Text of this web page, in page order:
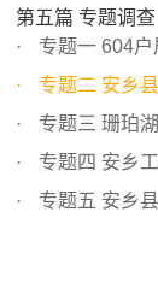
第五篇 专题调查
专题一 604
专题二 安乡
专题三 珊珀
专题四 安乡
专题五 安乡